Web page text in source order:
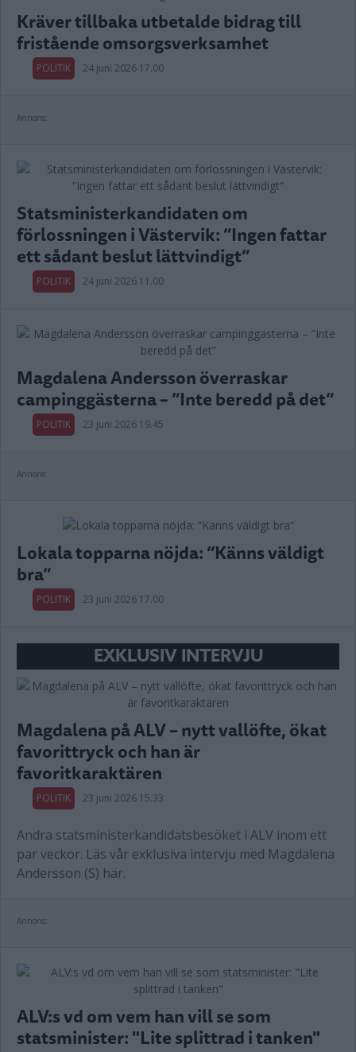
Kräver tillbaka utbetalde bidrag till
fristående omsorgsverksamhet
POLITIK 24 juni 2026 17.00
Annons:
Statsministerkandidaten om
förlossningen i Västervik: ”Ingen fattar
ett sådant beslut lättvindigt”
POLITIK 24 juni 2026 11.00
Magdalena Andersson överraskar
campinggästerna – ”Inte beredd på det”
POLITIK 23 juni 2026 19.45
Annons:
Lokala topparna nöjda: “Känns väldigt
bra”
POLITIK 23 juni 2026 17.00
EXKLUSIV INTERVJU
Magdalena på ALV – nytt vallöfte, ökat
favorittryck och han är
favoritkaraktären
POLITIK 23 juni 2026 15.33
Andra statsministerkandidatsbesöket i ALV inom ett
par veckor. Läs vår exklusiva intervju med Magdalena
Andersson (S) här.
Annons:
ALV:s vd om vem han vill se som
statsminister: "Lite splittrad i tanken"